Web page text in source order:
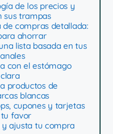
de los precios y
sus trampas
de compras detallada:
ahorrar
lista basada en tus
con el estómago
productos de
blancas
cupones y tarjetas
favor
y ajusta tu compra